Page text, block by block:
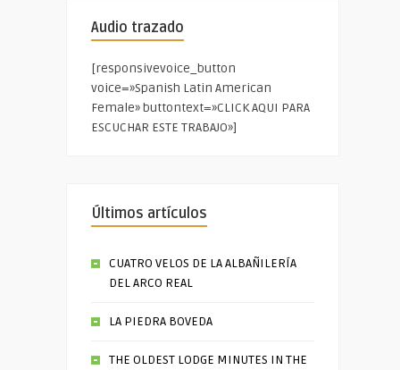
Audio trazado
[responsivevoice_button
voice=»Spanish Latin American
Female» buttontext=»CLICK AQUI PARA
ESCUCHAR ESTE TRABAJO»]
Últimos artículos
CUATRO VELOS DE LA ALBAÑILERÍA
DEL ARCO REAL
LA PIEDRA BOVEDA
THE OLDEST LODGE MINUTES IN THE